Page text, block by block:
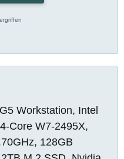
Workstation, Intel
Core W7-2495X,
128GB